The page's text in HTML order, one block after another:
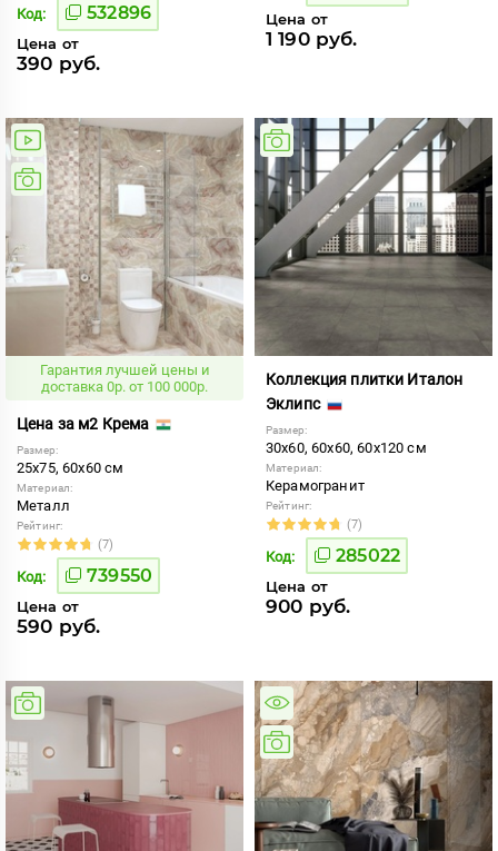
Код: 532896
Цена от
390 руб.
Цена от
1 190 руб.
Гарантия лучшей цены и
доставка 0р. от 100 000р.
Цена за м2 Крема
Размер:
25x75, 60x60 см
Материал:
Металл
Рейтинг:
(7)
Код: 739550
Цена от
590 руб.
Коллекция плитки Италон
Эклипс
Размер:
30x60, 60x60, 60x120 см
Материал:
Керамогранит
Рейтинг:
(7)
Код: 285022
Цена от
900 руб.